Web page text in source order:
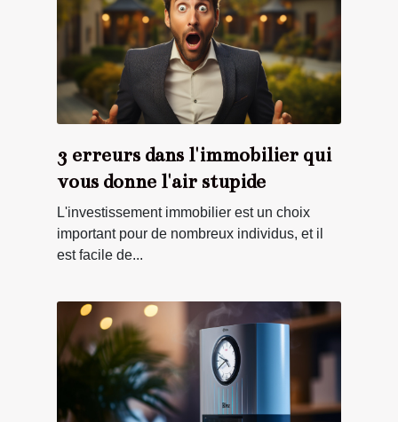
3 erreurs dans l'immobilier qui
vous donne l'air stupide
L'investissement immobilier est un choix
important pour de nombreux individus, et il
est facile de...